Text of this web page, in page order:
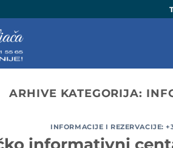
ARHIVE KATEGORIJA:
INFORMACIJE I REZERVACIJE:
informativni